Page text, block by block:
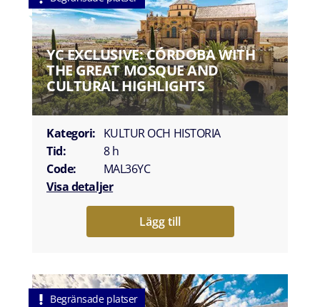
YC EXCLUSIVE: CÓRDOBA WITH
THE GREAT MOSQUE AND
CULTURAL HIGHLIGHTS
Kategori: KULTUR OCH HISTORIA
Tid:
8 h
Code:
MAL36YC
Visa detaljer
Lägg till
Begränsade platser